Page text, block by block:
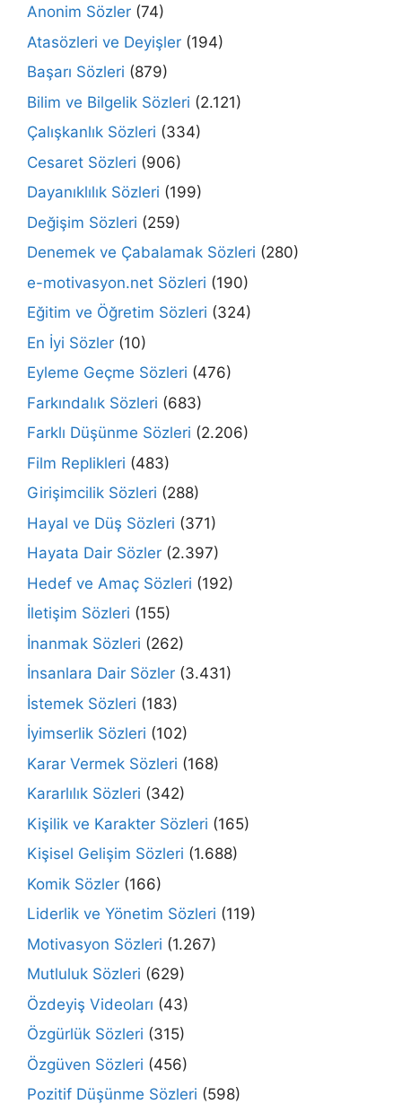
Anonim Sözler (74)
Atasözleri ve Deyişler (194)
Başarı Sözleri (879)
Bilim ve Bilgelik Sözleri (2.121)
Çalışkanlık Sözleri (334)
Cesaret Sözleri (906)
Dayanıklılık Sözleri (199)
Değişim Sözleri (259)
Denemek ve Çabalamak Sözleri (280)
e-motivasyon.net Sözleri (190)
Eğitim ve Öğretim Sözleri (324)
En İyi Sözler (10)
Eyleme Geçme Sözleri (476)
Farkındalık Sözleri (683)
Farklı Düşünme Sözleri (2.206)
Film Replikleri (483)
Girişimcilik Sözleri (288)
Hayal ve Düş Sözleri (371)
Hayata Dair Sözler (2.397)
Hedef ve Amaç Sözleri (192)
İletişim Sözleri (155)
İnanmak Sözleri (262)
İnsanlara Dair Sözler (3.431)
İstemek Sözleri (183)
İyimserlik Sözleri (102)
Karar Vermek Sözleri (168)
Kararlılık Sözleri (342)
Kişilik ve Karakter Sözleri (165)
Kişisel Gelişim Sözleri (1.688)
Komik Sözler (166)
Liderlik ve Yönetim Sözleri (119)
Motivasyon Sözleri (1.267)
Mutluluk Sözleri (629)
Özdeyiş Videoları (43)
Özgürlük Sözleri (315)
Özgüven Sözleri (456)
Pozitif Düşünme Sözleri (598)